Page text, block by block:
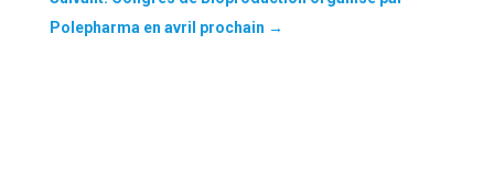
Polepharma en avril prochain →